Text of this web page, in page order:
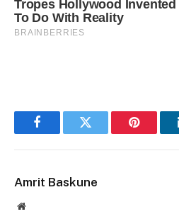
FacebookTwitter Pinterest
Amrit Baskune
Website